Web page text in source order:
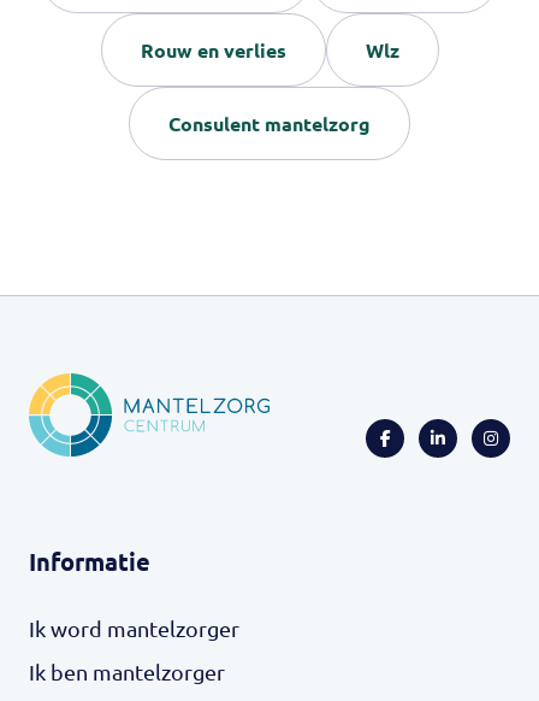
Rouw en verlies Wlz
Consulent mantelzorg
Informatie
Ik word mantelzorger
Ik ben mantelzorger